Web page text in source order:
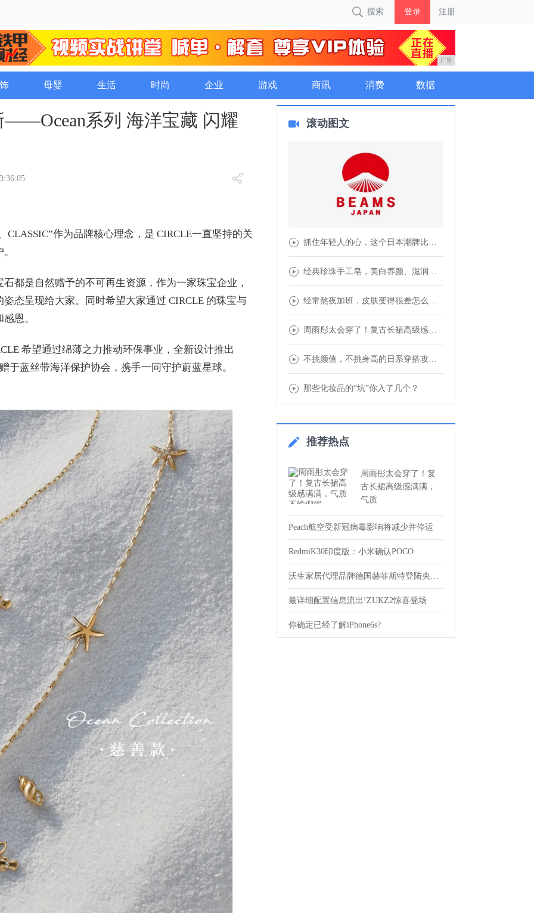
搜索 登录 注册
广告
母婴 生活 时尚 企业 游戏 商讯 消费 数据
——Ocean系列 海洋宝藏 闪耀
作为品牌核心理念，是 CIRCLE一直坚持的关
是自然赠予的不可再生资源，作为一家珠宝企业，
态呈现给大家。同时希望大家通过 CIRCLE 的珠宝与
恩。
希望通过绵薄之力推动环保事业，全新设计推出
于蓝丝带海洋保护协会，携手一同守护蔚蓝星球。
滚动图文
抓住年轻人的心，这个日本潮牌比优衣库更懂？
经典珍珠手工皂，美白养颜、滋润保湿、助你打
经常熬夜加班，皮肤变得很差怎么办？做好这5
周雨彤太会穿了！复古长裙高级感满满，气质不
不挑颜值，不挑身高的日系穿搭攻略，让你也可
那些化妆品的“坑”你入了几个？
推荐热点
周雨彤太会穿了！复
古长裙高级感满满，
气质
Peach航空受新冠病毒影响将减少并停运
RedmiK30印度版：小米确认POCO
沃生家居代理品牌德国赫菲斯特登陆央视！
最详细配置信息流出!ZUKZ2惊喜登场
你确定已经了解iPhone6s?